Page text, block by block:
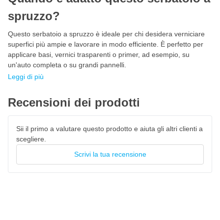
spruzzo?
Questo serbatoio a spruzzo è ideale per chi desidera verniciare
superfici più ampie e lavorare in modo efficiente. È perfetto per
applicare basi, vernici trasparenti o primer, ad esempio, su
un'auto completa o su grandi pannelli.
Leggi di più
Recensioni dei prodotti
Sii il primo a valutare questo prodotto e aiuta gli altri clienti a
scegliere.
Scrivi la tua recensione